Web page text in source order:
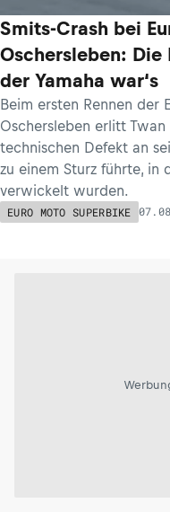
Smits-Crash bei
Oschersleben: Die
der Yamaha war‘s
Beim ersten Rennen der
Oschersleben erlitt Twan
technischen Defekt an
zu einem Sturz führte, in
verwickelt wurden.
EURO MOTO SUPERBIKE